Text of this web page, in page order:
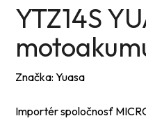
YTZ14S
Značka: Yuasa
Importér spoločnosť